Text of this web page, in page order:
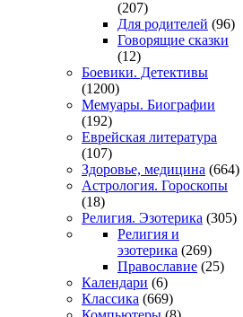
(207)
Для родителей (96)
Говорящие сказки
(12)
Боевики. Детективы
(1200)
Мемуары. Биографии
(192)
Еврейская литература
(107)
Здоровье, медицина (664)
Астрология. Гороскопы
(18)
Религия. Эзотерика (305)
Религия и
эзотерика (269)
Православие (25)
Календари (6)
Классика (669)